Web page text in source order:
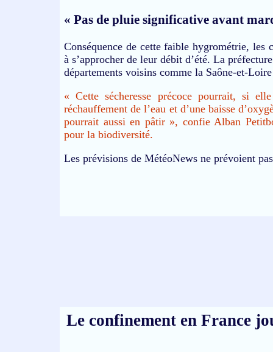
« Pas de pluie significative avant
Conséquence de cette faible hygrométrie, les
à s’approcher de leur débit d’été. La
départements voisins comme la Saône-et-
« Cette sécheresse précoce pourrait, si
réchauffement de l’eau et d’une baisse
pourrait aussi en pâtir », confie Alban
pour la biodiversité.
Les prévisions de MétéoNews ne prévoient
Le confinement en France